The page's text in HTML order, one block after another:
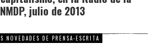
julio de 2013
NOVEDADES DE PRENSA-ESCRITA